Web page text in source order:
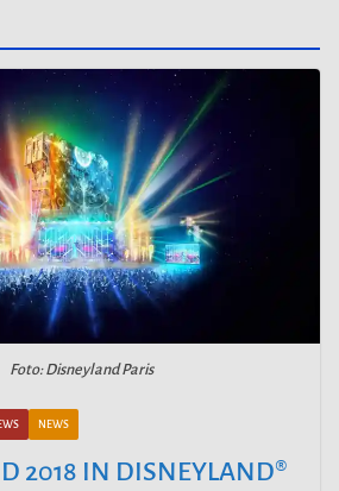
Foto: Disneyland Paris
NEWS
2018 IN DISNEYLAND®